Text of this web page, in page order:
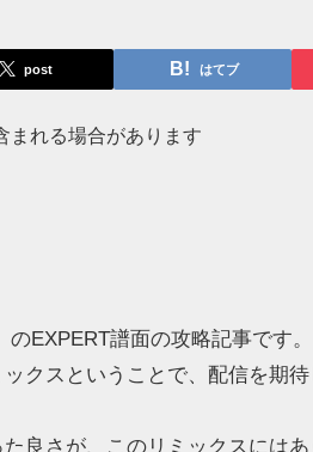
post はてブ
れる場合があります
EXPERT譜面の攻略記事です。
クスということで、配信を期
良さが、このリミックスにはあ